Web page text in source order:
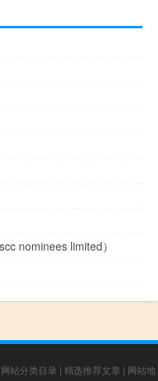
nominees limited）
网站分类目录 | 精选推荐文章 | 网站地